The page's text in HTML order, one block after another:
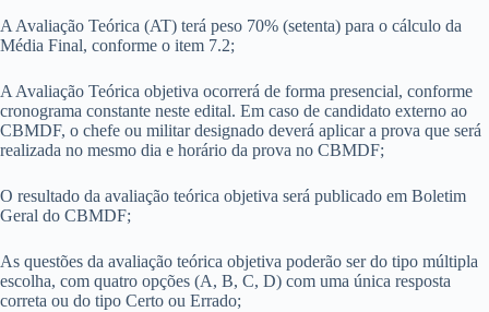
A Avaliação Teórica (AT) terá peso 70% (setenta) para o cálculo da
Média Final, conforme o item 7.2;
A Avaliação Teórica objetiva ocorrerá de forma presencial, conforme
cronograma constante neste edital. Em caso de candidato externo ao
CBMDF, o chefe ou militar designado deverá aplicar a prova que será
realizada no mesmo dia e horário da prova no CBMDF;
O resultado da avaliação teórica objetiva será publicado em Boletim
Geral do CBMDF;
As questões da avaliação teórica objetiva poderão ser do tipo múltipla
escolha, com quatro opções (A, B, C, D) com uma única resposta
correta ou do tipo Certo ou Errado;